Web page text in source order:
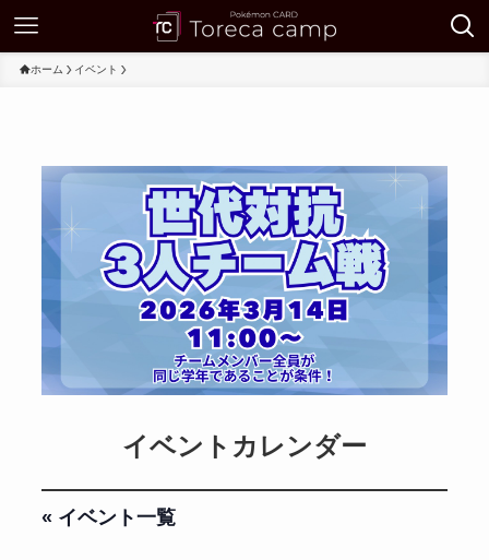
ホーム イベント
イベントカレンダー
« イベント一覧